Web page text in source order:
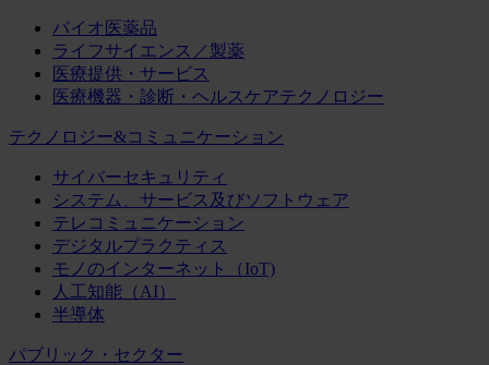
バイオ医薬品
ライフサイエンス／製薬
医療提供・サービス
医療機器・診断・ヘルスケアテクノロジー
テクノロジー&コミュニケーション
サイバーセキュリティ
システム、サービス及びソフトウェア
テレコミュニケーション
デジタルプラクティス
モノのインターネット（IoT)
人工知能（AI）
半導体
パブリック・セクター